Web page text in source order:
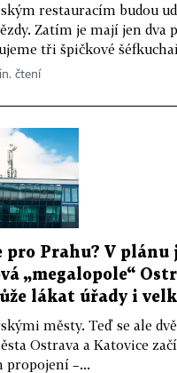
restauracím budou
Zatím je mají jen dva
tři špičkové
čtení
pro Prahu? V plánu
„megalopole“
lákat úřady i
městy. Teď se ale
Ostrava a Katovice
propojení –...